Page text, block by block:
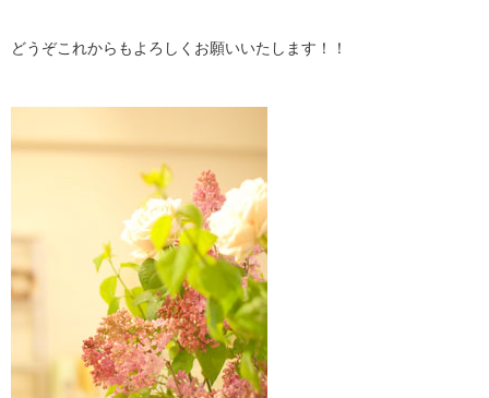
どうぞこれからもよろしくお願いいたします！！